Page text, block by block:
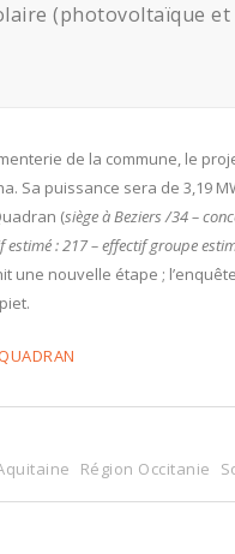
(photovoltaïque
de la commune, le
Sa puissance sera de 3,19
(siège à Beziers /34 –
: 217 – effectif groupe
une nouvelle étape ;
Région Occitanie